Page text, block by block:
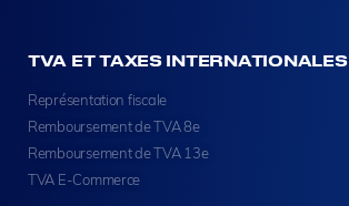
TVA ET TAXES INTERNATIONALES
Représentation fiscale
Remboursement de TVA 8e
Remboursement de TVA 13e
TVA E-Commerce